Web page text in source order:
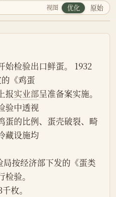
视图 优化 原始
《鸡蛋
报实业部呈准备案实施。
验中透视
蛋的比例、蛋壳破裂、畸
藏设施均
验。
枚。